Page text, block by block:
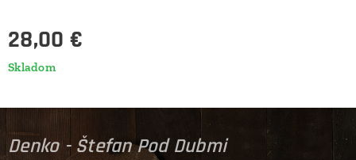
28,00 €
Skladom
Denko - Štefan Pod Dubmi